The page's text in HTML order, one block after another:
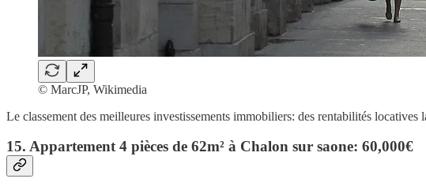
© MarcJP, Wikimedia
Le classement des meilleures investissements immobiliers: des rentabilités locatives
15. Appartement 4 pièces de 62m² à Chalon sur saone: 60,000€